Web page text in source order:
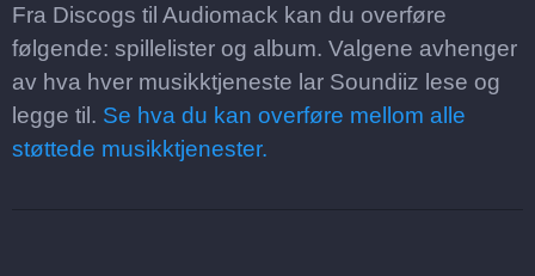
Fra Discogs til Audiomack kan du overføre
følgende: spillelister og album. Valgene avhenger
av hva hver musikktjeneste lar Soundiiz lese og
legge til. Se hva du kan overføre mellom alle
støttede musikktjenester.